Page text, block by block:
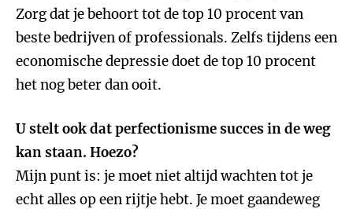
Zorg dat je behoort tot de top 10 procent van
beste bedrijven of professionals. Zelfs tijdens een
economische depressie doet de top 10 procent
het nog beter dan ooit.
U stelt ook dat perfectionisme succes in de weg
kan staan. Hoezo?
Mijn punt is: je moet niet altijd wachten tot je
echt alles op een rijtje hebt. Je moet gaandeweg